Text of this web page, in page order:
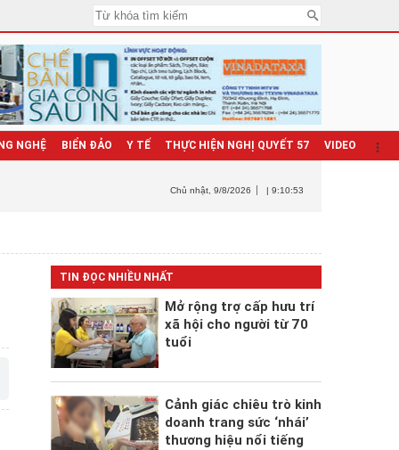
NGHỆ BIỂN ĐẢO Y TẾ THỰC HIỆN NGHỊ QUYẾT 57 VIDEO
Chủ nhật , 9/8/2026 | 9:10:54
TIN ĐỌC NHIỀU NHẤT
Mở rộng trợ cấp hưu trí
xã hội cho người từ 70
tuổi
Cảnh giác chiêu trò kinh
doanh trang sức ‘nhái’
thương hiệu nổi tiếng